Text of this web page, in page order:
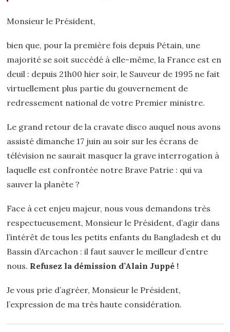
Monsieur le Président,
bien que, pour la première fois depuis Pétain, une
majorité se soit succédé à elle-même, la France est en
deuil : depuis 21h00 hier soir, le Sauveur de 1995 ne fait
virtuellement plus partie du gouvernement de
redressement national de votre Premier ministre.
Le grand retour de la cravate disco auquel nous avons
assisté dimanche 17 juin au soir sur les écrans de
télévision ne saurait masquer la grave interrogation à
laquelle est confrontée notre Brave Patrie : qui va
sauver la planète ?
Face à cet enjeu majeur, nous vous demandons très
respectueusement, Monsieur le Président, d’agir dans
l’intérêt de tous les petits enfants du Bangladesh et du
Bassin d’Arcachon : il faut sauver le meilleur d’entre
nous. Refusez la démission d’Alain Juppé !
Je vous prie d’agréer, Monsieur le Président,
l’expression de ma très haute considération.